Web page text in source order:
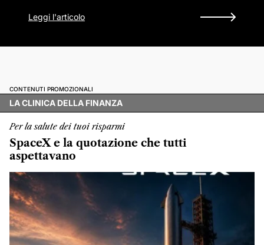
Leggi l'articolo
CONTENUTI PROMOZIONALI
LA CLINICA DELLA FINANZA
Per la salute dei tuoi risparmi
SpaceX e la quotazione che tutti
aspettavano